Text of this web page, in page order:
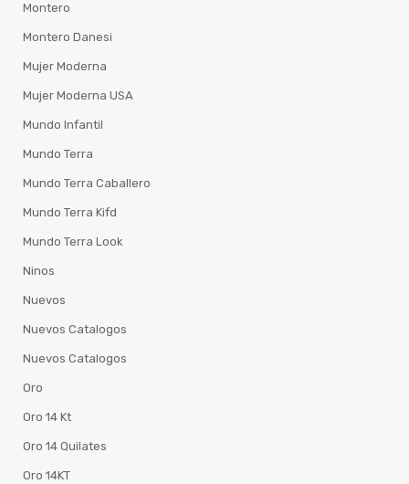
Montero
Montero Danesi
Mujer Moderna
Mujer Moderna USA
Mundo Infantil
Mundo Terra
Mundo Terra Caballero
Mundo Terra Kifd
Mundo Terra Look
Ninos
Nuevos
Nuevos Catalogos
Nuevos Catalogos
Oro
Oro 14 Kt
Oro 14 Quilates
Oro 14KT